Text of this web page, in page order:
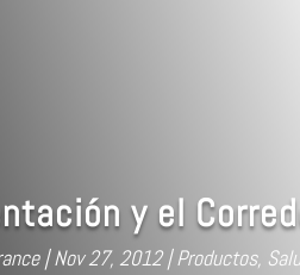
y el
Nov 27, 2012 Productos,